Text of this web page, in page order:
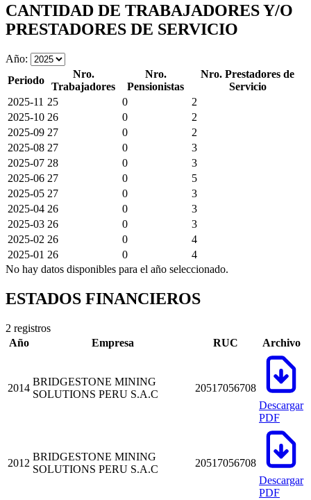
CANTIDAD DE TRABAJADORES Y/O
PRESTADORES DE SERVICIO
Año:
Periodo
Nro.
Trabajadores
Nro.
Pensionistas
Nro. Prestadores de
Servicio
2025-11 25 0
2
2025-10 26 0
2
2025-09 27 0
2
2025-08 27 0
3
2025-07 28 0
3
2025-06 27 0
5
2025-05 27 0
3
2025-04 26 0
3
2025-03 26 0
3
2025-02 26 0
4
2025-01 26 0
4
No hay datos disponibles para el año seleccionado.
ESTADOS FINANCIEROS
2 registros
Año
Empresa RUC Archivo
2014
BRIDGESTONE MINING
SOLUTIONS PERU S.A.C
20517056708
Descargar
PDF
2012
BRIDGESTONE MINING
SOLUTIONS PERU S.A.C
20517056708
Descargar
PDF